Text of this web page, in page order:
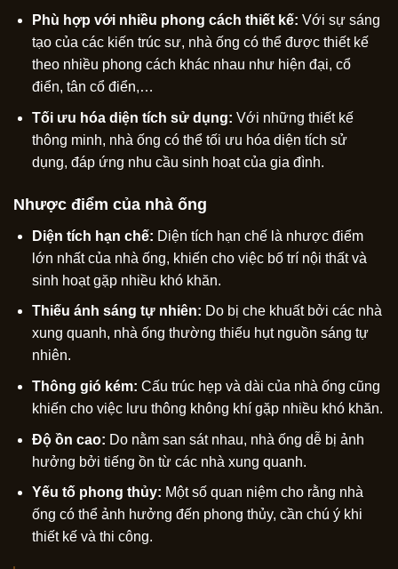
Phù hợp với nhiều phong cách thiết kế: Với sự sáng
tạo của các kiến trúc sư, nhà ống có thể được thiết kế
theo nhiều phong cách khác nhau như hiện đại, cổ
điển, tân cổ điển,…
Tối ưu hóa diện tích sử dụng: Với những thiết kế
thông minh, nhà ống có thể tối ưu hóa diện tích sử
dụng, đáp ứng nhu cầu sinh hoạt của gia đình.
Nhược điểm của nhà ống
Diện tích hạn chế: Diện tích hạn chế là nhược điểm
lớn nhất của nhà ống, khiến cho việc bố trí nội thất và
sinh hoạt gặp nhiều khó khăn.
Thiếu ánh sáng tự nhiên: Do bị che khuất bởi các nhà
xung quanh, nhà ống thường thiếu hụt nguồn sáng tự
nhiên.
Thông gió kém: Cấu trúc hẹp và dài của nhà ống cũng
khiến cho việc lưu thông không khí gặp nhiều khó khăn.
Độ ồn cao: Do nằm san sát nhau, nhà ống dễ bị ảnh
hưởng bởi tiếng ồn từ các nhà xung quanh.
Yếu tố phong thủy: Một số quan niệm cho rằng nhà
ống có thể ảnh hưởng đến phong thủy, cần chú ý khi
thiết kế và thi công.